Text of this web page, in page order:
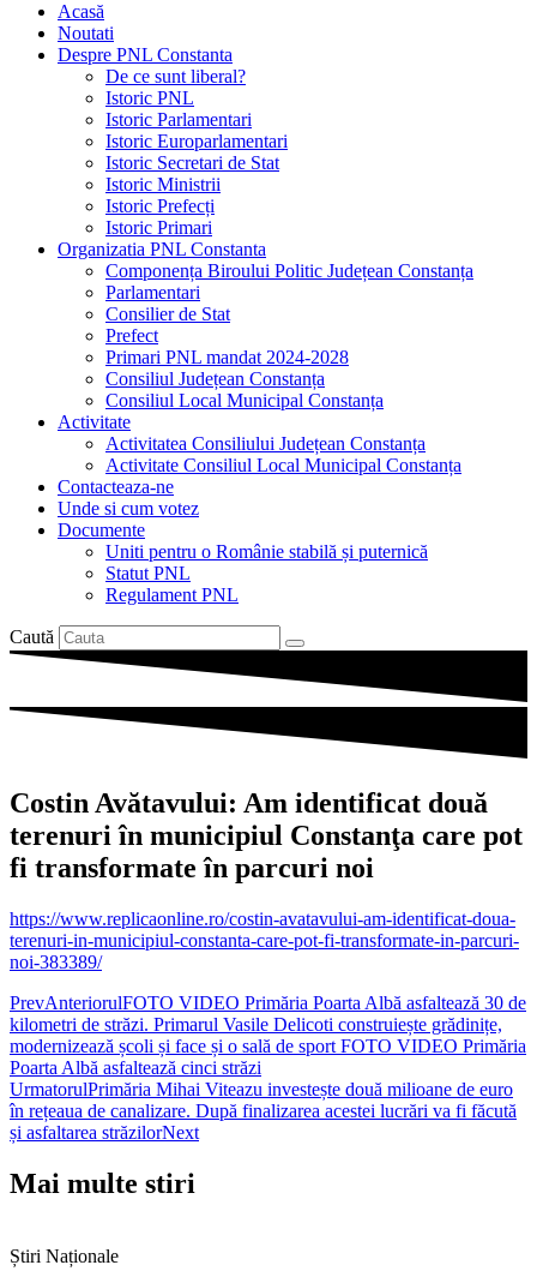
Acasă
Noutati
Despre PNL Constanta
De ce sunt liberal?
Istoric PNL
Istoric Parlamentari
Istoric Europarlamentari
Istoric Secretari de Stat
Istoric Ministrii
Istoric Prefecți
Istoric Primari
Organizatia PNL Constanta
Componența Biroului Politic Județean Constanța
Parlamentari
Consilier de Stat
Prefect
Primari PNL mandat 2024-2028
Consiliul Județean Constanța
Consiliul Local Municipal Constanța
Activitate
Activitatea Consiliului Județean Constanța
Activitate Consiliul Local Municipal Constanța
Contacteaza-ne
Unde si cum votez
Documente
Uniti pentru o Românie stabilă și puternică
Statut PNL
Regulament PNL
Caută
Costin Avătavului: Am identificat două
terenuri în municipiul Constanţa care pot
fi transformate în parcuri noi
https://www.replicaonline.ro/costin-avatavului-am-identificat-doua-
terenuri-in-municipiul-constanta-care-pot-fi-transformate-in-parcuri-
noi-383389/
PrevAnteriorulFOTO VIDEO Primăria Poarta Albă asfaltează 30 de
kilometri de străzi. Primarul Vasile Delicoti construiește grădinițe,
modernizează școli și face și o sală de sport FOTO VIDEO Primăria
Poarta Albă asfaltează cinci străzi
UrmatorulPrimăria Mihai Viteazu investește două milioane de euro
în rețeaua de canalizare. După finalizarea acestei lucrări va fi făcută
și asfaltarea străzilorNext
Mai multe stiri
Știri Naționale